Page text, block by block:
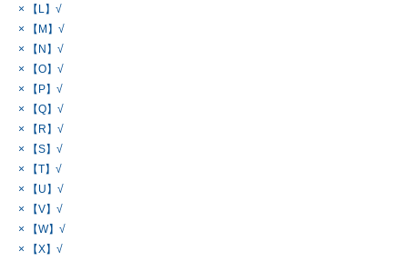
× 【L】√
× 【M】√
× 【N】√
× 【O】√
× 【P】√
× 【Q】√
× 【R】√
× 【S】√
× 【T】√
× 【U】√
× 【V】√
× 【W】√
× 【X】√